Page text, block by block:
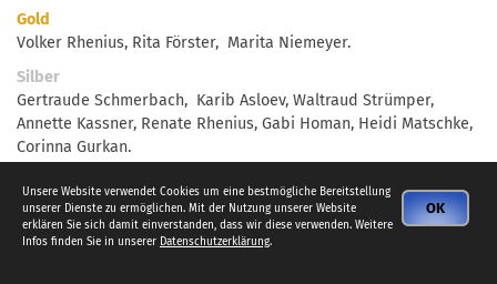
Gold
Volker Rhenius, Rita Förster, Marita Niemeyer.
Silber
Gertraude Schmerbach, Karib Asloev, Waltraud Strümper,
Annette Kassner, Renate Rhenius, Gabi Homan, Heidi Matschke,
Corinna Gurkan.
Ulrich Schmerbach, Katharina Pfitzner, Liane Riebold, Christa
Knobel,
Burghardt Kachel, Günter Petermann, Kirsten - Anja Maack,
OK
Unsere Website verwendet Cookies um eine bestmögliche Bereitstellung
unserer Dienste zu ermöglichen. Mit der Nutzung unserer Website
erklären Sie sich damit einverstanden, dass wir diese verwenden. Weitere
Infos finden Sie in unserer Datenschutzerklärung.